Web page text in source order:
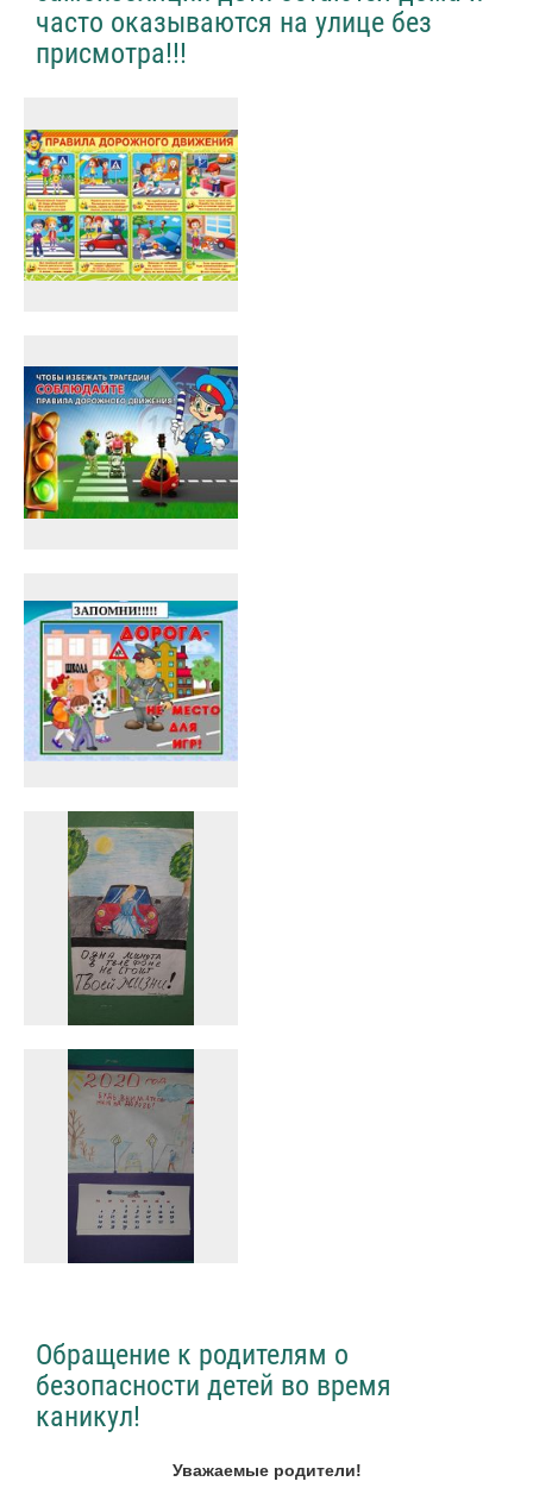
часто оказываются на улице без
присмотра!!!
Обращение к родителям о
безопасности детей во время
каникул!
Уважаемые родители!